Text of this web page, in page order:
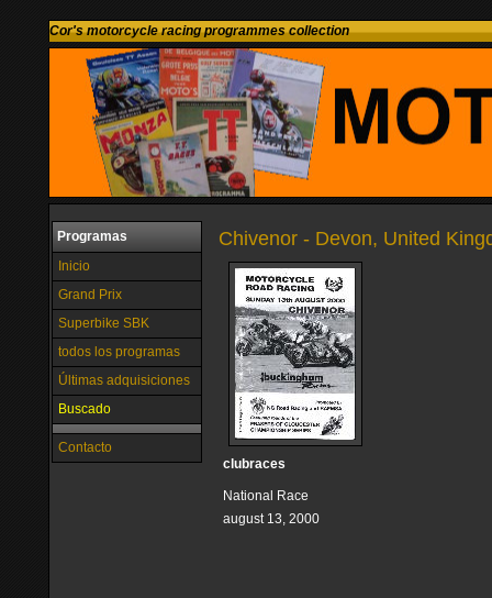
Cor's motorcycle racing programmes collection
Programas
Inicio
Grand Prix
Superbike SBK
todos los programas
Últimas adquisiciones
Buscado
Contacto
Chivenor - Devon, United
clubraces
National Race
august 13, 2000